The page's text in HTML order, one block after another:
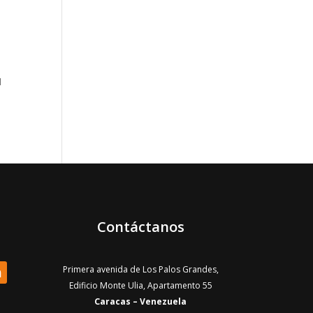
Contáctanos
Primera avenida de Los Palos Grandes,
Edificio Monte Ulia, Apartamento 55
Caracas – Venezuela